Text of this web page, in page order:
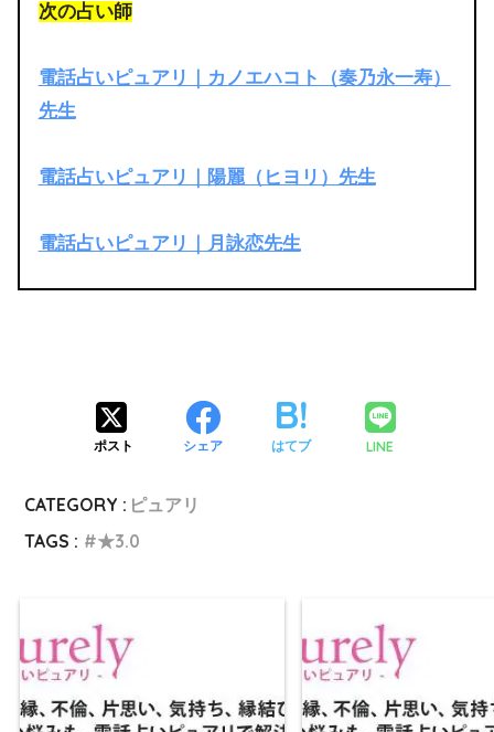
次の占い師
電話占いピュアリ｜カノエハコト（奏乃永一寿）
先生
電話占いピュアリ｜陽麗（ヒヨリ）先生
電話占いピュアリ｜月詠恋先生
ポスト シェア はてブ LINE
CATEGORY : ピュアリ
TAGS :
★3.0